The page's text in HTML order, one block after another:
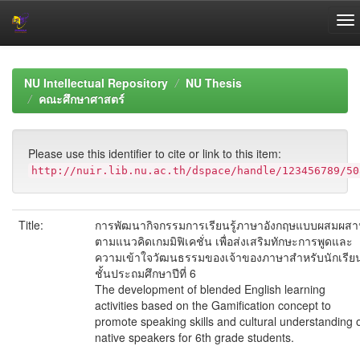
navigationNU Intellectual Repository
NU Thesis
คณะศึกษาศาสตร์
Please use this identifier to cite or link to this item:
http://nuir.lib.nu.ac.th/dspace/handle/123456789/
Title:
การพัฒนากิจกรรมการเรียนรู้ภาษาอังกฤษแบบผสมผส
ตามแนวคิดเกมมิฟิเคชั่น เพื่อส่งเสริมทักษะการพูดและ
ความเข้าใจวัฒนธรรมของเจ้าของภาษาสำหรับนักเรีย
ชั้นประถมศึกษาปีที่ 6
The development of blended English learning
activities based on the Gamification concept to
promote speaking skills and cultural understanding
native speakers for 6th grade students.